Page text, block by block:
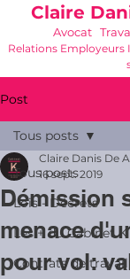
Claire
Avocat
Relations Employeurs
Post
Tous posts
Lois - Décrets
Les + du Cabinet K
Contrats de
Tous posts
Démission
menace
pour vol:
Claire Danis De
16 sept. 2019